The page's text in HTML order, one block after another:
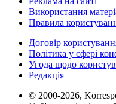
Використання
Правила
Договір
Політика у сфері
Угода щодо
Редакція
© 2000-2026,